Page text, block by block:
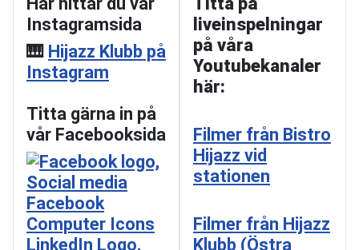
Instagramsida
🎹 Hijazz Klubb på
Instagram
Titta gärna in på
vår Facebooksida
liveinspelningar
på våra
Youtubekanaler
här:
Filmer från Bistro
Hijazz vid
stationen
Filmer från Hijazz
Klubb (Östra